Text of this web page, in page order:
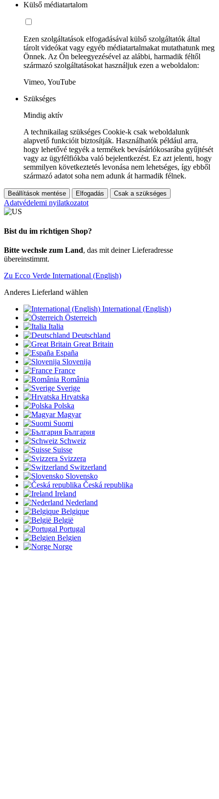
Külső médiatartalom
Ezen szolgáltatások elfogadásával külső szolgáltatók által
tárolt videókat vagy egyéb médiatartalmakat mutathatunk meg
Önnek. Az Ön beleegyezésével az alábbi, harmadik féltől
származó szolgáltatásokat használjuk ezen a weboldalon:
Vimeo, YouTube
Szükséges
Mindig aktív
A technikailag szükséges Cookie-k csak weboldalunk
alapvető funkcióit biztosítják. Használhatók például arra,
hogy lehetővé tegyék a termékek bevásárlókosarába gyűjtését
vagy az ügyfélfiókba való bejelentkezést. Ez azt jelenti, hogy
semmilyen következtetés levonása nem lehetséges, így ebből
származó adatot soha nem adunk át harmadik félnek.
Beállítások mentése Elfogadás Csak a szükséges
Adatvédelemi nyilatkozatot
Bist du im richtigen Shop?
Bitte wechsle zum Land, das mit deiner Lieferadresse
übereinstimmt.
Zu Ecco Verde International (English)
Anderes Lieferland wählen
International (English)
Österreich
Italia
Deutschland
Great Britain
España
Slovenija
France
România
Sverige
Hrvatska
Polska
Magyar
Suomi
България
Schweiz
Suisse
Svizzera
Switzerland
Slovensko
Česká republika
Ireland
Nederland
Belgique
België
Portugal
Belgien
Norge